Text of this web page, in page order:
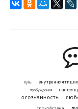
путь
пробуждения
осознанность